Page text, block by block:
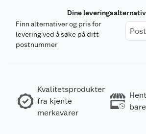
Dine
Finn alternativer og pris for
levering ved å søke på ditt
postnummer
Kvalitetsprodukter
fra kjente
merkevarer